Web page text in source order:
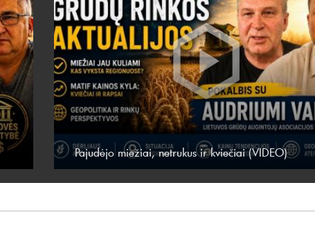
Pajudėjo miežiai, netrukus ir kviečiai (VIDEO)